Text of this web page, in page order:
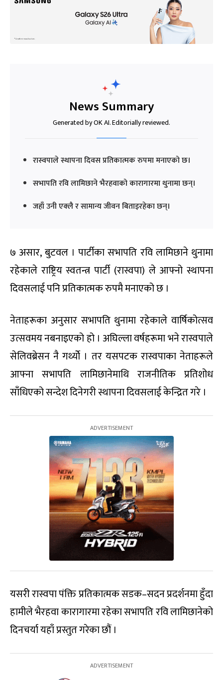
News Summary
Generated by OK AI. Editorially reviewed.
रास्वपाले स्थापना दिवस प्रतिकात्मक रुपमा मनाएको छ।
सभापति रवि लामिछाने भैरहवाको कारागारमा थुनामा छन्।
जहाँ उनी एक्लै र सामान्य जीवन बिताइरहेका छन्।
७ असार, बुटवल । पार्टीका सभापति रवि लामिछाने थुनामा
रहेकाले राष्ट्रिय स्वतन्त्र पार्टी (रास्वपा) ले आफ्नो स्थापना
दिवसलाई पनि प्रतिकात्मक रुपमै मनाएको छ ।
नेताहरूका अनुसार सभापति थुनामा रहेकाले वार्षिकोत्सव
उत्सवमय नबनाइएको हो । अघिल्ला वर्षहरूमा भने रास्वपाले
सेलिवब्रेसन नै गर्थ्योे । तर यसपटक रास्वपाका नेताहरूले
आफ्ना सभापति लामिछानेमाथि राजनीतिक प्रतिशोध
साँधिएको सन्देश दिनेगरी स्थापना दिवसलाई केन्द्रित गरे ।
यसरी रास्वपा पंक्ति प्रतिकात्मक सडक–सदन प्रदर्शनमा हुँदा
हामीले भैरहवा कारागारमा रहेका सभापति रवि लामिछानेको
दिनचर्या यहाँ प्रस्तुत गरेका छौं ।